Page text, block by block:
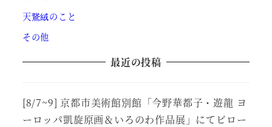
天鵞絨のこと
その他
最近の投稿
[8/7~9] 京都市美術館別館「今野華都子・遊龍 ヨ
ーロッパ凱旋原画＆いろのわ作品展」にてビロー